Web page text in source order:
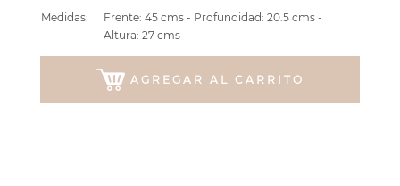
Medidas:
Frente: 45 cms - Profundidad: 20.5 cms -
Altura: 27 cms
AGREGAR AL CARRITO